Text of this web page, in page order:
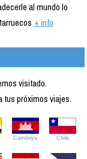
al mundo lo
+ info
visitado.
tus próximos viajes.
Camboya Chile